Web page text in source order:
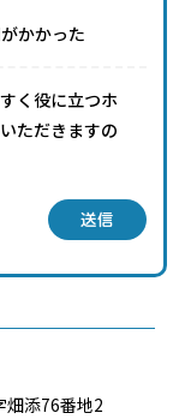
かかった
く役に立つホ
ただきますの
送信
畑添76番地2